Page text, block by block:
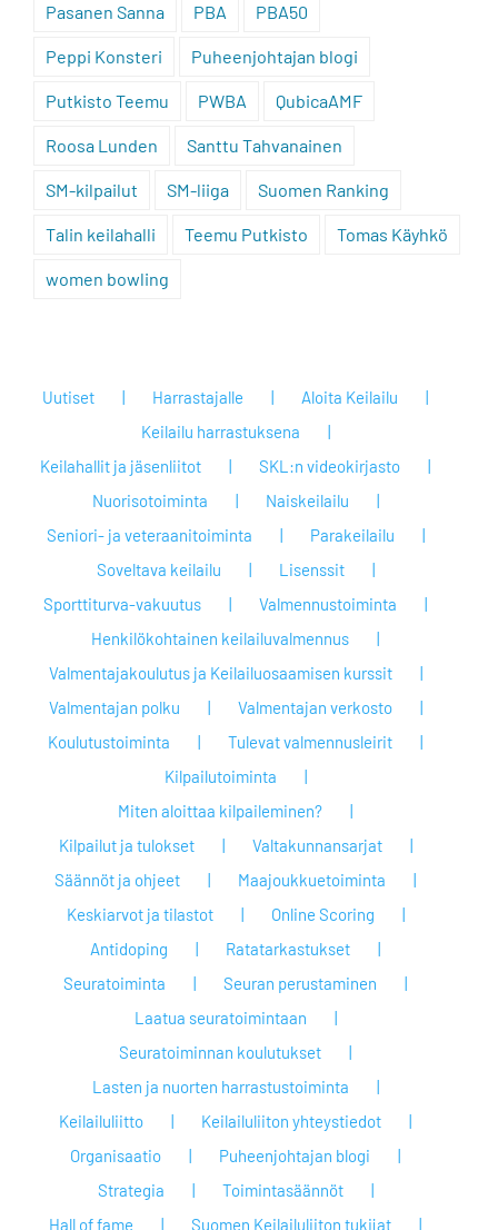
Pasanen Sanna PBA PBA50
Peppi Konsteri Puheenjohtajan blogi
Putkisto Teemu PWBA QubicaAMF
Roosa Lunden Santtu Tahvanainen
SM-kilpailut SM-liiga Suomen Ranking
Talin keilahalli Teemu Putkisto Tomas Käyhkö
women bowling
Uutiset Harrastajalle
Aloita Keilailu
Keilailu harrastuksena
Keilahallit ja jäsenliitot
SKL:n videokirjasto
Nuorisotoiminta
Naiskeilailu
Seniori- ja veteraanitoiminta
Parakeilailu
Soveltava keilailu
Lisenssit
Sporttiturva-vakuutus
Valmennustoiminta
Henkilökohtainen keilailuvalmennus
Valmentajakoulutus ja Keilailuosaamisen kurssit
Valmentajan polku
Valmentajan verkosto
Koulutustoiminta
Tulevat valmennusleirit
Kilpailutoiminta
Miten aloittaa kilpaileminen?
Kilpailut ja tulokset
Valtakunnansarjat
Säännöt ja ohjeet
Maajoukkuetoiminta
Keskiarvot ja tilastot
Online Scoring
Antidoping
Ratatarkastukset
Seuratoiminta
Seuran perustaminen
Laatua seuratoimintaan
Seuratoiminnan koulutukset
Lasten ja nuorten harrastustoiminta
Keilailuliitto
Keilailuliiton yhteystiedot
Organisaatio
Puheenjohtajan blogi
Strategia
Toimintasäännöt
Hall of fame
Suomen Keilailuliiton tukijat